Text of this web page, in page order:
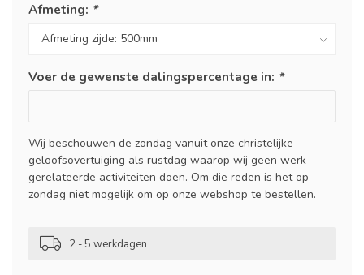
Afmeting: *
Voer de gewenste dalingspercentage in: *
Wij beschouwen de zondag vanuit onze christelijke
geloofsovertuiging als rustdag waarop wij geen werk
gerelateerde activiteiten doen. Om die reden is het op
zondag niet mogelijk om op onze webshop te bestellen.
2 - 5 werkdagen